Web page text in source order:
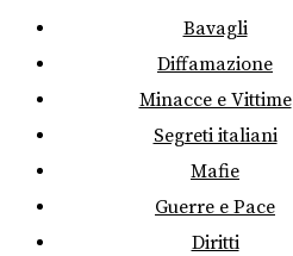
Bavagli
Diffamazione
Minacce e Vittime
Segreti italiani
Mafie
Guerre e Pace
Diritti